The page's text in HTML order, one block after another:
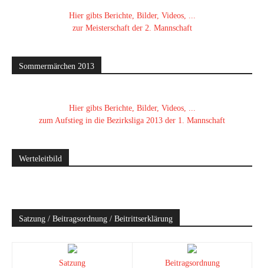
Hier gibts Berichte, Bilder, Videos, ...
zur Meisterschaft der 2. Mannschaft
Sommermärchen 2013
Hier gibts Berichte, Bilder, Videos, ...
zum Aufstieg in die Bezirksliga 2013 der 1. Mannschaft
Werteleitbild
Satzung / Beitragsordnung / Beitrittserklärung
Satzung Beitragsordnung